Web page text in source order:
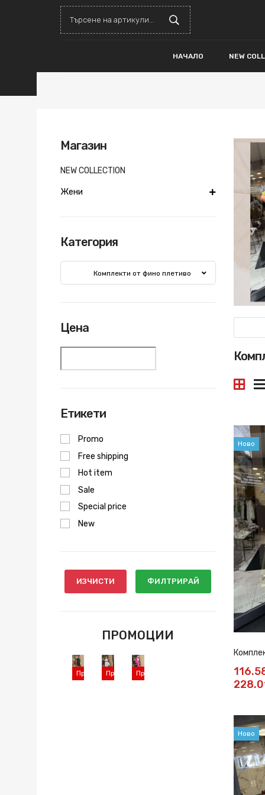
НАЧАЛО NEW
Ново
Ново
Магазин
NEW COLLECTION
Жени
Категория
Комплекти от фино плетиво
Цена
Етикети
Promo
Free shipping
Hot item
Sale
Special price
New
ИЗЧИСТИ ФИЛТРИРАЙ
ПРОМОЦИИ
ПромоцияПромоцияПромоция